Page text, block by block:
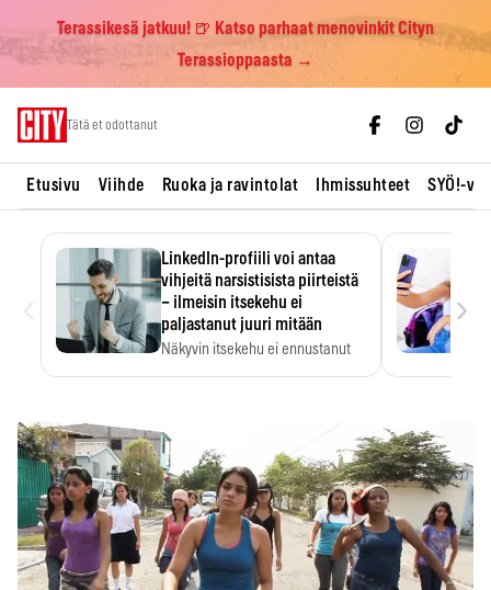
Terassikesä jatkuu! 🍺 Katso parhaat menovinkit Cityn
Terassioppaasta →
Tätä et odottanut
Etusivu Viihde Ruoka ja ravintolat Ihmissuhteet SYÖ!-
LinkedIn-profiili voi antaa
vihjeitä narsistisista piirteistä
– ilmeisin itsekehu ei
paljastanut juuri mitään
Näkyvin itsekehu ei ennustanut
›